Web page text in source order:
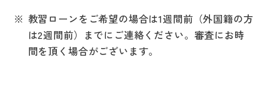
教習ローンをご希望の場合は1週間前（外国籍の方
は2週間前）までにご連絡ください。審査にお時
間を頂く場合がございます。